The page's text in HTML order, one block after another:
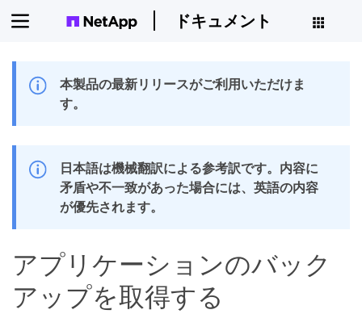
ドキュメント
本製品の最新リリースがご利用いただけま
す。
日本語は機械翻訳による参考訳です。内容に
矛盾や不一致があった場合には、英語の内容
が優先されます。
アプリケーションのバック
アップを取得する